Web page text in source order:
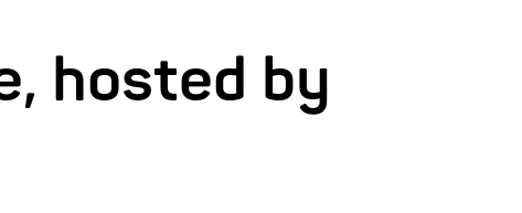
hosted by